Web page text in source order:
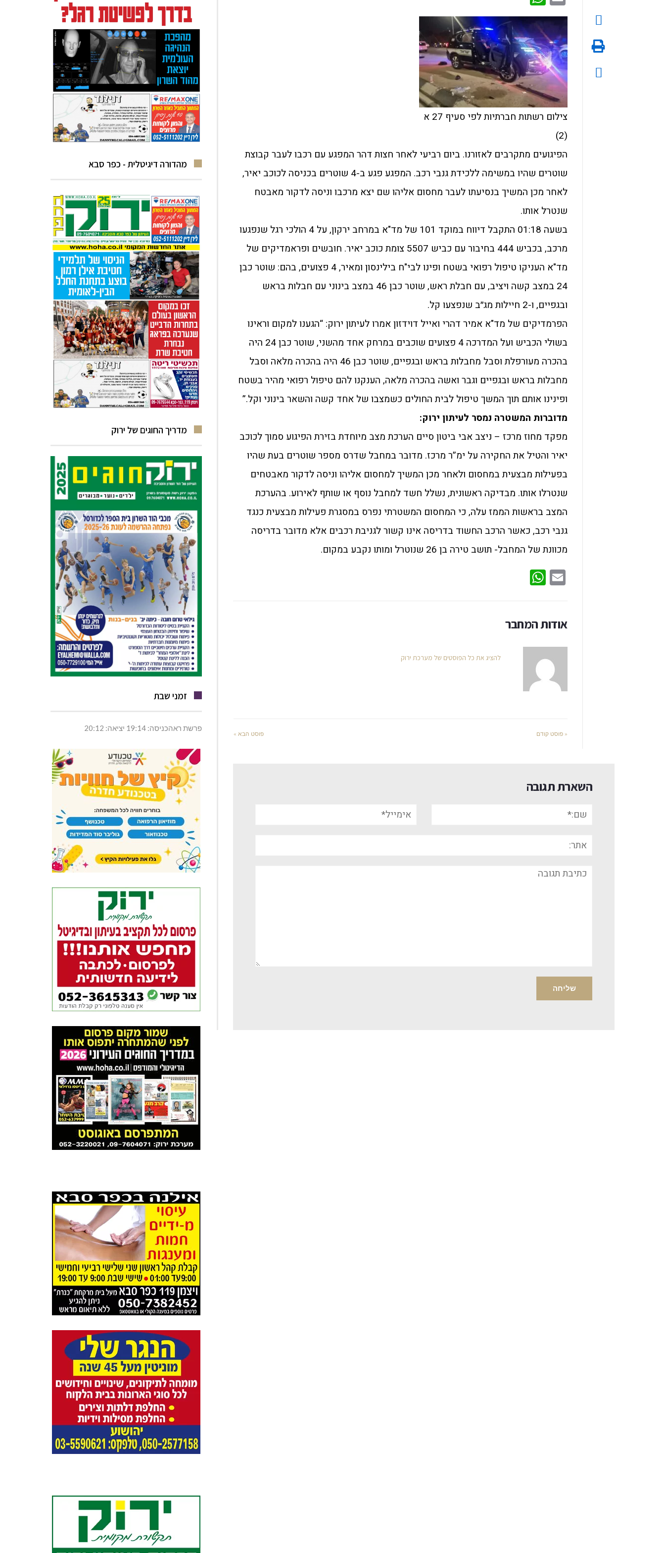
צילום רשתות חברתיות לפי סעיף 27 א
(2)
הפיגועים מתקרבים לאזורנו. ביום רביעי לאחר חצות דהר המפגע עם רכבו לעבר קבוצת
שוטרים שהיו במשימה ללכידת גנבי רכב. המפגע פגע ב-4 שוטרים בכניסה לכוכב יאיר,
לאחר מכן המשיך בנסיעתו לעבר מחסום אליהו שם יצא מרכבו וניסה לדקור מאבטח
שנטרל אותו.
בשעה 01:18 התקבל דיווח במוקד 101 של מד"א במרחב ירקון, על 4 הולכי רגל שנפגעו
מרכב, בכביש 444 בחיבור עם כביש 5507 צומת כוכב יאיר. חובשים ופראמדיקים של
מד"א העניקו טיפול רפואי בשטח ופינו לבי"ח בילינסון ומאיר, 4 פצועים, בהם: שוטר כבן
24 במצב קשה ויציב, עם חבלת ראש, שוטר כבן 46 במצב בינוני עם חבלות בראש
ובגפיים, ו-2 חיילות מג״ב שנפצעו קל.
הפרמדיקים של מד"א אמיר דהרי ואייל דוידזון אמרו לעיתון ירוק: “הגענו למקום וראינו
בשולי הכביש ועל המדרכה 4 פצועים שוכבים במרחק אחד מהשני, שוטר כבן 24 היה
בהכרה מעורפלת וסבל מחבלות בראש ובגפיים, שוטר כבן 46 היה בהכרה מלאה וסבל
מחבלות בראש ובגפיים וגבר ואשה בהכרה מלאה, הענקנו להם טיפול רפואי מהיר בשטח
ופינינו אותם תוך המשך טיפול לבית החולים כשמצבו של אחד קשה והשאר בינוני וקל.”
מדוברות המשטרה נמסר לעיתון ירוק:
מפקד מחוז מרכז – ניצב אבי ביטון סיים הערכת מצב מיוחדת בזירת הפיגוע סמוך לכוכב
יאיר והטיל את החקירה על ימ”ר מרכז. מדובר במחבל שדרס מספר שוטרים בעת שהיו
בפעילות מבצעית במחסום ולאחר מכן המשיך למחסום אליהו וניסה לדקור מאבטחים
שנטרלו אותו. מבדיקה ראשונית, נשלל חשד למחבל נוסף או שותף לאירוע. בהערכת
המצב בראשות הממז עלה, כי המחסום המשטרתי נפרס במסגרת פעילות מבצעית כנגד
גנבי רכב, כאשר הרכב החשוד בדריסה אינו קשור לגניבת רכבים אלא מדובר בדריסה
מכוונת של המחבל- תושב טירה בן 26 שנוטרל ומותו נקבע במקום.
Email
אודות המחבר
להציג את כל הפוסטים של מערכת ירוק
« פוסט קודם פוסט הבא »
השארת תגובה
אימייל*
תגובה
מהדורה דיגיטלית - כפר סבא
מדריך החוגים של ירוק
זמני שבת
פרשת ראהכניסה: 19:14 יציאה: 20:12